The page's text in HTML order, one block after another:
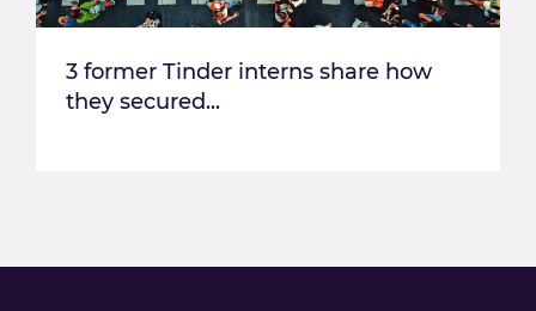
3 former Tinder interns share how
they secured...